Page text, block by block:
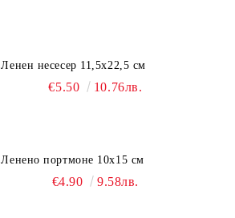
Ленен несесер 11,5х22,5 см
€5.50 10.76лв.
Ленено портмоне 10х15 см
€4.90 9.58лв.